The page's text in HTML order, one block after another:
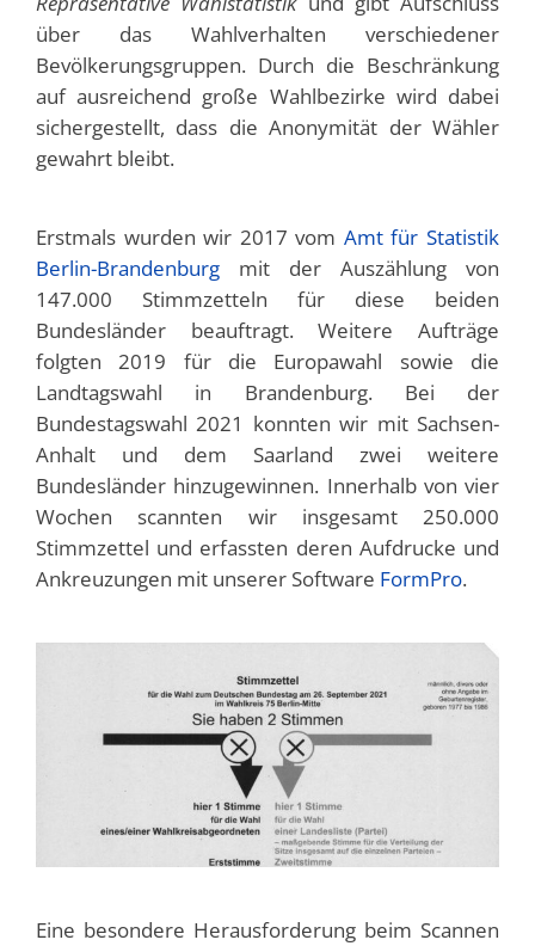
über das Wahlverhalten verschiedener
Bevölkerungsgruppen. Durch die Beschränkung
auf ausreichend große Wahlbezirke wird dabei
sichergestellt, dass die Anonymität der Wähler
gewahrt bleibt.
Erstmals wurden wir 2017 vom Amt für Statistik
Berlin-Brandenburg mit der Auszählung von
147.000 Stimmzetteln für diese beiden
Bundesländer beauftragt. Weitere Aufträge
folgten 2019 für die Europawahl sowie die
Landtagswahl in Brandenburg. Bei der
Bundestagswahl 2021 konnten wir mit Sachsen-
Anhalt und dem Saarland zwei weitere
Bundesländer hinzugewinnen. Innerhalb von vier
Wochen scannten wir insgesamt 250.000
Stimmzettel und erfassten deren Aufdrucke und
Ankreuzungen mit unserer Software FormPro.
Eine besondere Herausforderung beim Scannen